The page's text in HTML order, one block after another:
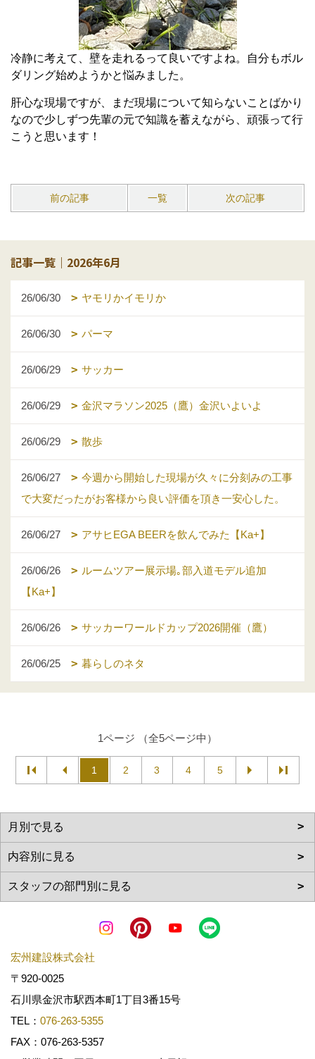
冷静に考えて、壁を走れるって良いですよね。自分もボル
ダリング始めようかと悩みました。
肝心な現場ですが、まだ現場について知らないことばかり
なので少しずつ先輩の元で知識を蓄えながら、頑張って行
こうと思います！
前の記事 一覧 次の記事
記事一覧｜2026年6月
26/06/30 ヤモリかイモリか
26/06/30 パーマ
26/06/29 サッカー
26/06/29 金沢マラソン2025（鷹）金沢いよいよ
26/06/29 散歩
26/06/27
今週から開始した現場が久々に分刻みの工事
で大変だったがお客様から良い評価を頂き一安心した。
26/06/27 アサヒEGA BEERを飲んでみた【Ka+】
26/06/26
ルームツアー展示場｡部入道モデル追加
【Ka+】
26/06/26 サッカーワールドカップ2026開催（鷹）
26/06/25 暮らしのネタ
1ページ （全5ページ中）
1 2 3 4 5
宏州建設株式会社
〒920-0025
石川県金沢市駅西本町1丁目3番15号
TEL： 076-263-5355
FAX：076-263-5357